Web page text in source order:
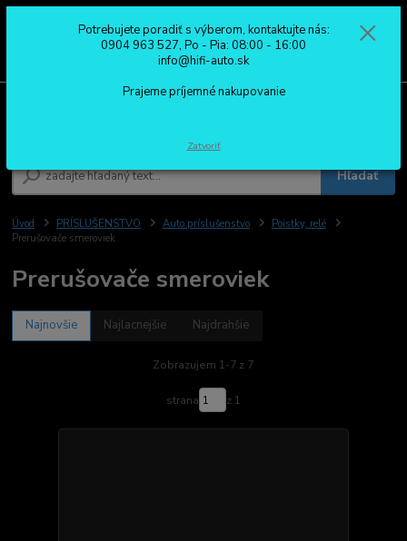
Hľadať
0904 963 527
Po - Pia: 08:00 - 16:00
Úvod PRÍSLUŠENSTVO Auto príslušenstvo
Poistky, relé
Prerušovače smeroviek
Prerušovače smeroviek
Najnovšie Najlacnejšie Najdrahšie
Zobrazujem 1-7 z 7
strana z 1
Potrebujete poradiť s výberom, kontaktujte nás:
0904 963 527, Po - Pia: 08:00 - 16:00
info@hifi-auto.sk
Prajeme príjemné nakupovanie
Zatvoriť